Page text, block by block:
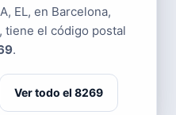
EL, en Barcelona,
tiene el código postal
.
Ver todo el 8269